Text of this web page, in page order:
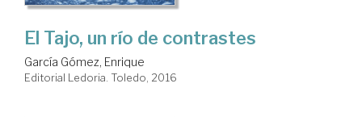
El Tajo, un río de contrastes
García Gómez, Enrique
Editorial Ledoria. Toledo, 2016